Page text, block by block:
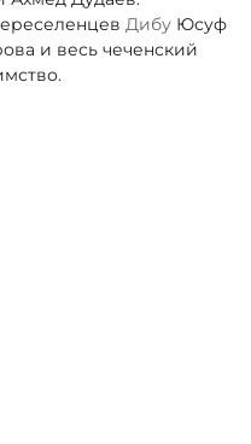
Дибу Юсуф
и весь чеченский